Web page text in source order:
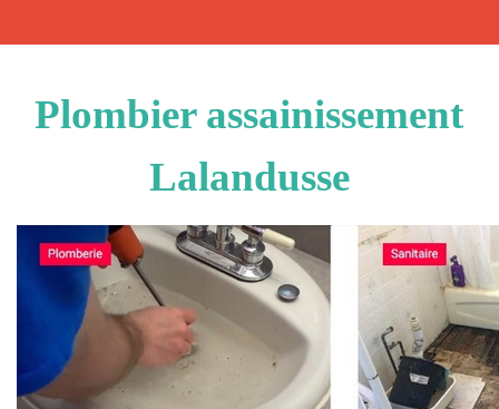
Plombier assainissement
Lalandusse